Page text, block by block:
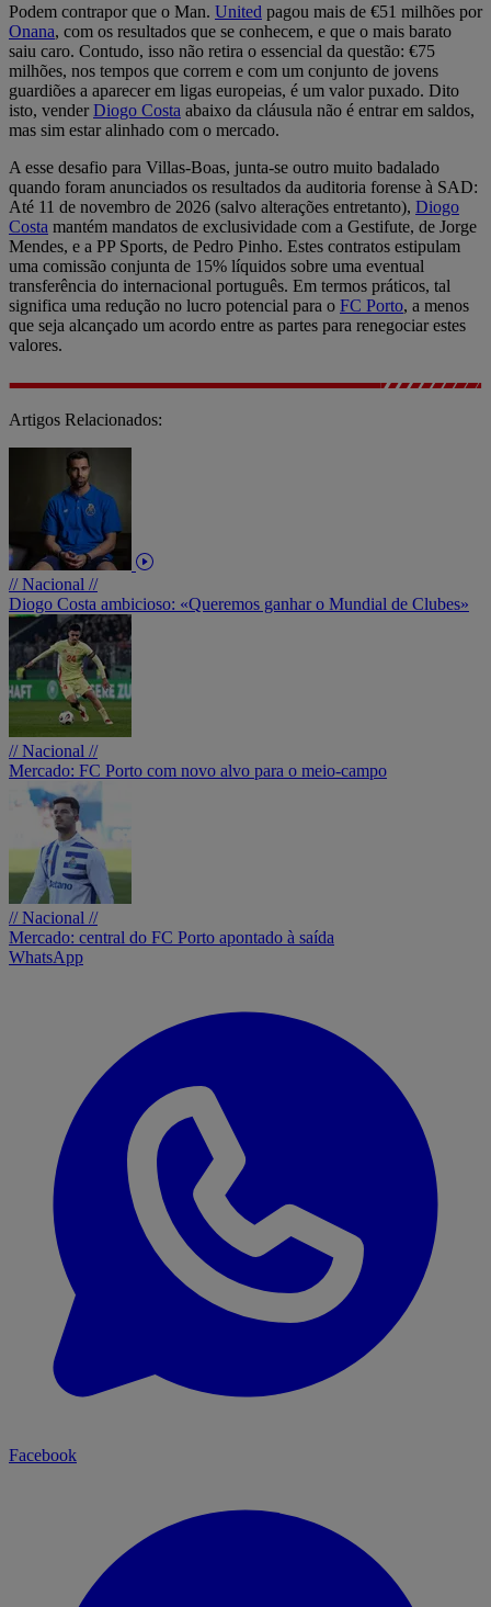
Podem contrapor que o Man. United pagou mais de €51 milhões por
Onana, com os resultados que se conhecem, e que o mais barato
saiu caro. Contudo, isso não retira o essencial da questão: €75
milhões, nos tempos que correm e com um conjunto de jovens
guardiões a aparecer em ligas europeias, é um valor puxado. Dito
isto, venderDiogo Costa abaixo da cláusula não é entrar em saldos,
mas sim estar alinhado com o mercado.
A esse desafio para Villas-Boas, junta-se outro muito badalado
quando foram anunciados os resultados da auditoria forense à SAD:
Até 11 de novembro de 2026 (salvo alterações entretanto), Diogo
Costa mantém mandatos de exclusividade com a Gestifute, de Jorge
Mendes, e a PP Sports, de Pedro Pinho. Estes contratos estipulam
uma comissão conjunta de 15% líquidos sobre uma eventual
transferência do internacional português. Em termos práticos, tal
significa uma redução no lucro potencial para o FC Porto, a menos
que seja alcançado um acordo entre as partes para renegociar estes
valores.
Artigos Relacionados:
// Nacional //
Diogo Costa ambicioso: «Queremos ganhar o Mundial de Clubes»
// Nacional //
Mercado: FC Porto com novo alvo para o meio-campo
// Nacional //
Mercado: central do FC Porto apontado à saída
WhatsApp
Facebook